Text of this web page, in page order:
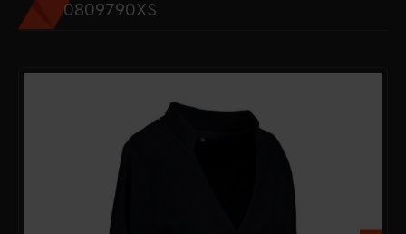
0809790XS